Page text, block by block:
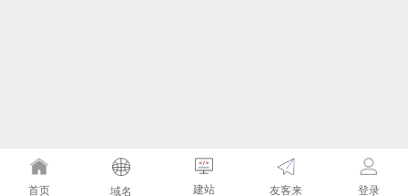
首页 域名 建站 友客来 登录